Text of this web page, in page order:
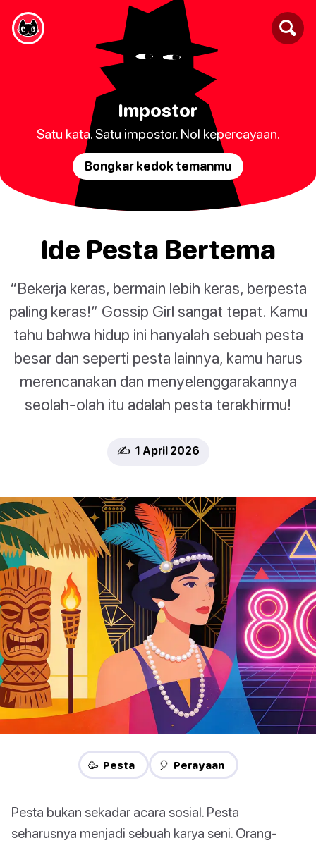
Impostor
Satu kata. Satu impostor. Nol kepercayaan.
Bongkar kedok temanmu
Ide Pesta Bertema
“Bekerja keras, bermain lebih keras, berpesta
paling keras!” Gossip Girl sangat tepat. Kamu
tahu bahwa hidup ini hanyalah sebuah pesta
besar dan seperti pesta lainnya, kamu harus
merencanakan dan menyelenggarakannya
seolah-olah itu adalah pesta terakhirmu!
✍️ 1 April 2026
🥳 Pesta 🎈 Perayaan
Pesta bukan sekadar acara sosial. Pesta
seharusnya menjadi sebuah karya seni. Orang-